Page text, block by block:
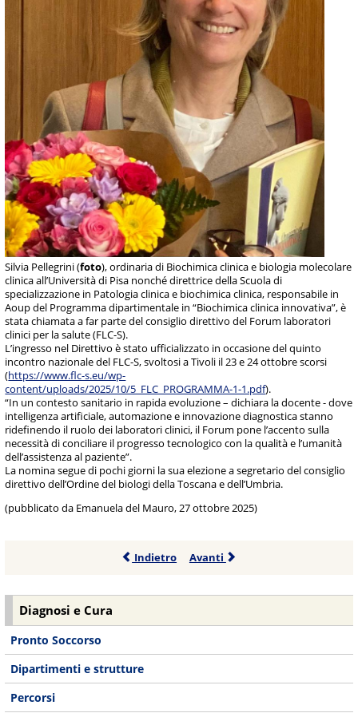
Silvia Pellegrini (foto), ordinaria di Biochimica clinica e biologia molecolare
clinica all’Università di Pisa nonché direttrice della Scuola di
specializzazione in Patologia clinica e biochimica clinica, responsabile in
Aoup del Programma dipartimentale in “Biochimica clinica innovativa”, è
stata chiamata a far parte del consiglio direttivo del Forum laboratori
clinici per la salute (FLC-S).
L’ingresso nel Direttivo è stato ufficializzato in occasione del quinto
incontro nazionale del FLC-S, svoltosi a Tivoli il 23 e 24 ottobre scorsi
(https://www.flc-s.eu/wp-
content/uploads/2025/10/5_FLC_PROGRAMMA-1-1.pdf).
“In un contesto sanitario in rapida evoluzione – dichiara la docente - dove
intelligenza artificiale, automazione e innovazione diagnostica stanno
ridefinendo il ruolo dei laboratori clinici, il Forum pone l’accento sulla
necessità di conciliare il progresso tecnologico con la qualità e l’umanità
dell’assistenza al paziente”.
La nomina segue di pochi giorni la sua elezione a segretario del consiglio
direttivo dell’Ordine del biologi della Toscana e dell’Umbria.
(pubblicato da Emanuela del Mauro, 27 ottobre 2025)
Indietro Avanti
Diagnosi e Cura
Pronto Soccorso
Dipartimenti e strutture
Percorsi